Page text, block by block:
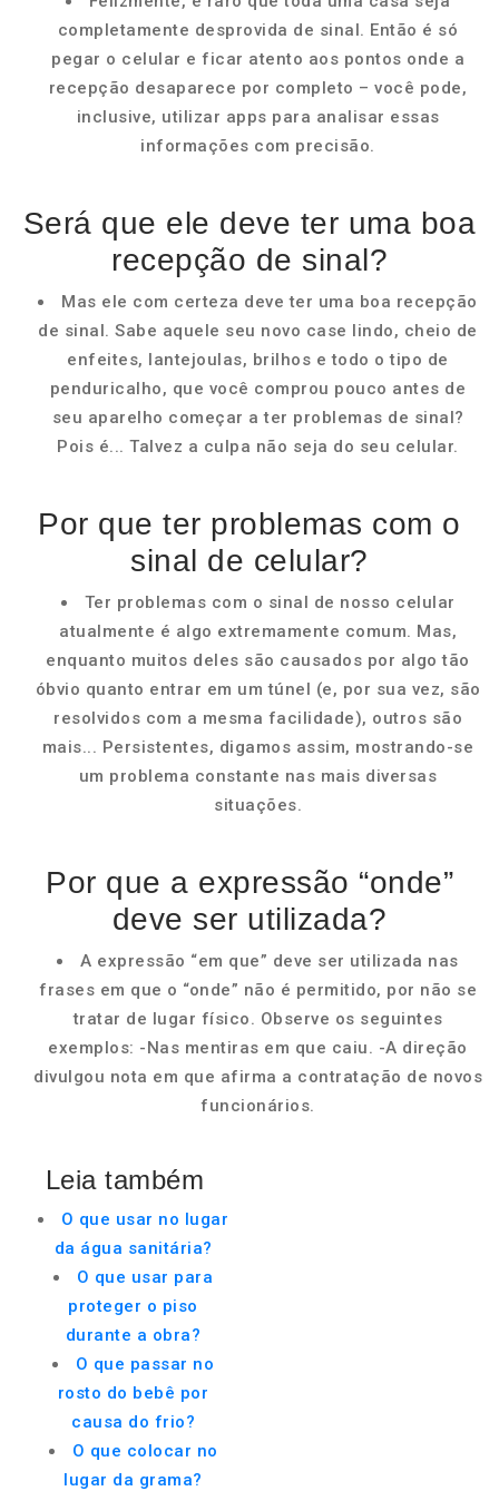
completamente desprovida de sinal. Então é só
pegar o celular e ficar atento aos pontos onde a
recepção desaparece por completo – você pode,
inclusive, utilizar apps para analisar essas
informações com precisão.
Será que ele deve ter uma boa
recepção de sinal?
Mas ele com certeza deve ter uma boa recepção
de sinal. Sabe aquele seu novo case lindo, cheio de
enfeites, lantejoulas, brilhos e todo o tipo de
penduricalho, que você comprou pouco antes de
seu aparelho começar a ter problemas de sinal?
Pois é... Talvez a culpa não seja do seu celular.
Por que ter problemas com o
sinal de celular?
Ter problemas com o sinal de nosso celular
atualmente é algo extremamente comum. Mas,
enquanto muitos deles são causados por algo tão
óbvio quanto entrar em um túnel (e, por sua vez, são
resolvidos com a mesma facilidade), outros são
mais... Persistentes, digamos assim, mostrando-se
um problema constante nas mais diversas
situações.
Por que a expressão “onde”
deve ser utilizada?
A expressão “em que” deve ser utilizada nas
frases em que o “onde” não é permitido, por não se
tratar de lugar físico. Observe os seguintes
exemplos: -Nas mentiras em que caiu. -A direção
divulgou nota em que afirma a contratação de novos
funcionários.
Leia também
O que usar no lugar
da água sanitária?
O que usar para
proteger o piso
durante a obra?
O que passar no
rosto do bebê por
causa do frio?
O que colocar no
lugar da grama?